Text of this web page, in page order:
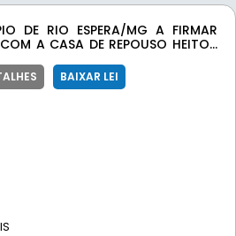
DE RIO ESPERA/MG A FIRMAR
A CASA DE REPOUSO HEITOR
DE EMENDA PARLAMENTAR, E DÁ
BAIXAR LEI